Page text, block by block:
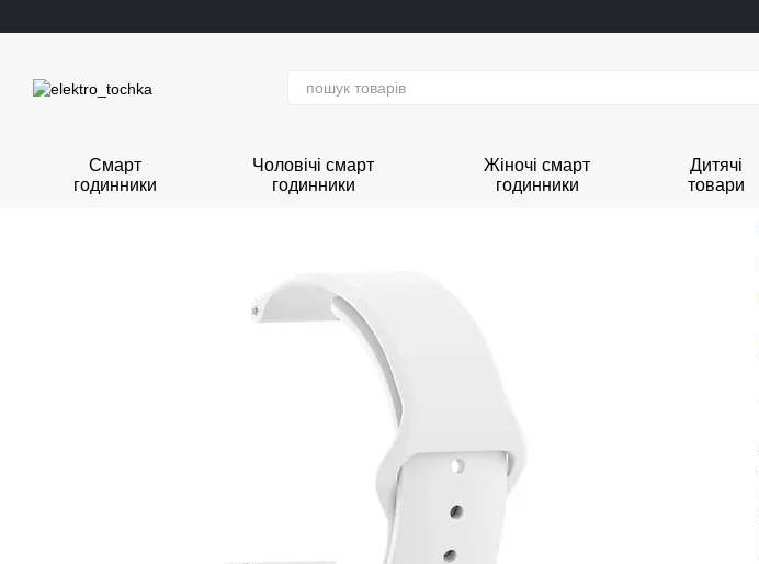
Смарт
годинники
Чоловічі смарт
годинники
Жіночі смарт
годинники
Дитячі
товари